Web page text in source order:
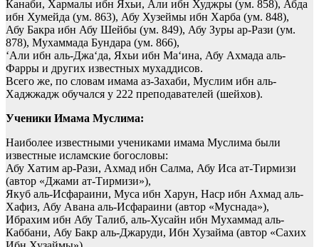
Канаби, Хармалы ибн Яхьи, Али ибн Худжры (ум. 858), Абда
ибн Хумейда (ум. 863), Абу Хузеймы ибн Харба (ум. 848),
Абу Бакра ибн Абу Шейбы (ум. 849), Абу Зуры ар-Рази (ум.
878), Мухаммада Бундара (ум. 866),
‘Али ибн аль-Джа‘да, Яхьи ибн Ма‘ина, Абу Ахмада аль-
Фарры и других известных мухаддисов.
Всего же, по словам имама аз-Захаби, Муслим ибн аль-
Хаджжадж обучался у 222 преподавателей (шейхов).
Ученики Имама Муслима:
Наиболее известными учениками имама Муслима были
известные исламские богословы:
Абу Хатим ар-Рази, Ахмад ибн Салма, Абу Иса ат-Тирмизи
(автор «Джами ат-Тирмизи»),
Якуб аль-Исфараини, Муса ибн Харун, Наср ибн Ахмад аль-
Хафиз, Абу Авана аль-Исфараини (автор «Муснада»),
Ибрахим ибн Абу Талиб, аль-Хусайн ибн Мухаммад аль-
Каббани, Абу Бакр аль-Джаруди, Ибн Хузайма (автор «Сахих